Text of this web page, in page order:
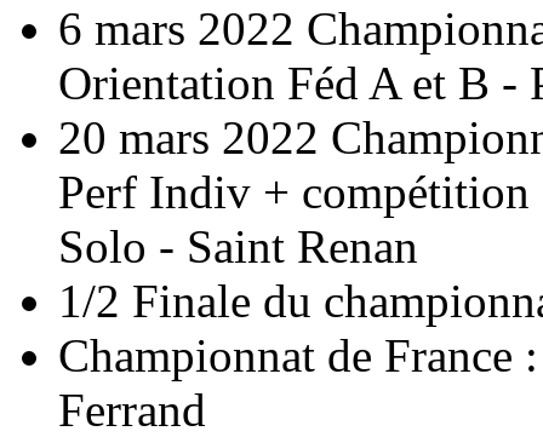
6 mars 2022
Orientation Féd A et B -
20 mars 2022
Perf Indiv + compétition
Solo - Saint Renan
1/2 Finale du
Championnat de France
Ferrand